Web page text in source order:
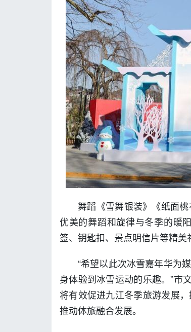
舞蹈《雪舞银装》《纸面
优美的舞蹈和旋律与冬季的暖
签、钥匙扣、景点明信片等精美
“希望以此次冰雪嘉年华为
身体验到冰雪运动的乐趣。”市
将有效促进九江冬季旅游发展
推动体旅融合发展。